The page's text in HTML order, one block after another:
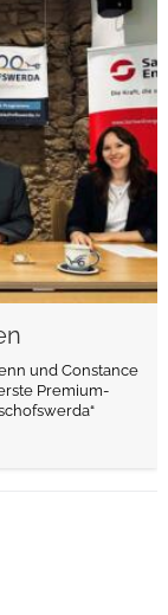
und Constance
Premium-